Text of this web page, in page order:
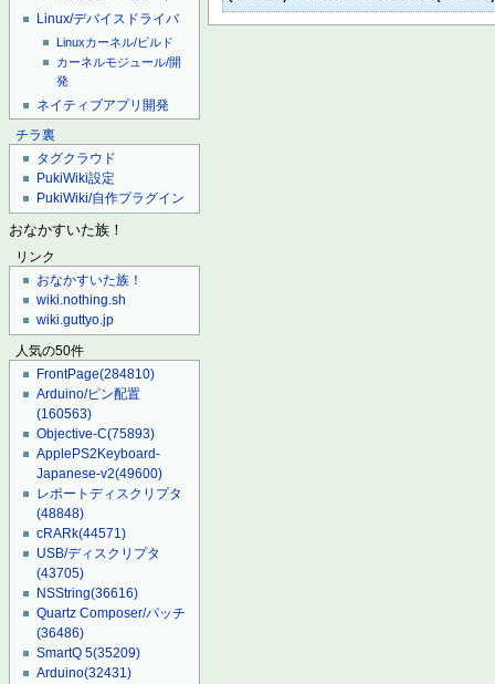
Linux/デバイスドライバ
Linuxカーネル/ビルド
カーネルモジュール/開
発
ネイティブアプリ開発
チラ裏
タグクラウド
PukiWiki設定
PukiWiki/自作プラグイン
おなかすいた族！
リンク
おなかすいた族！
wiki.nothing.sh
wiki.guttyo.jp
人気の50件
FrontPage(284810)
Arduino/ピン配置
(160563)
Objective-C(75893)
ApplePS2Keyboard-
Japanese-v2(49600)
レポートディスクリプタ
(48848)
cRARk(44571)
USB/ディスクリプタ
(43705)
NSString(36616)
Quartz Composer/パッチ
(36486)
SmartQ 5(35209)
Arduino(32431)